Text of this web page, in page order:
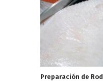
Preparación de